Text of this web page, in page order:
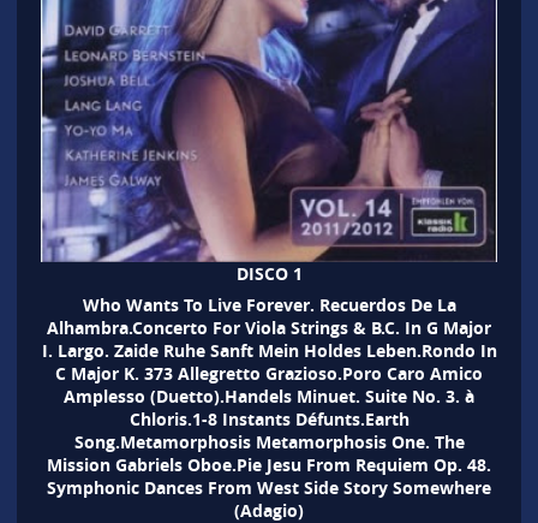
DISCO 1
Who Wants To Live Forever. Recuerdos De La
Alhambra.Concerto For Viola Strings & B.C. In G Major
I. Largo. Zaide Ruhe Sanft Mein Holdes Leben.Rondo In
C Major K. 373 Allegretto Grazioso.Poro Caro Amico
Amplesso (Duetto).Handels Minuet. Suite No. 3. à
Chloris.1-8 Instants Défunts.Earth
Song.Metamorphosis Metamorphosis One. The
Mission Gabriels Oboe.Pie Jesu From Requiem Op. 48.
Symphonic Dances From West Side Story Somewhere
(Adagio)